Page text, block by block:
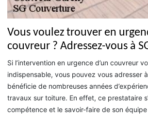
Vous voulez trouver en
couvreur ? Adressez-vous à
Si l’intervention en urgence d’un couvreur
indispensable, vous pouvez vous adresser
bénéficie de nombreuses années
travaux sur toiture. En effet, ce prestataire
compétence et le savoir-faire de son